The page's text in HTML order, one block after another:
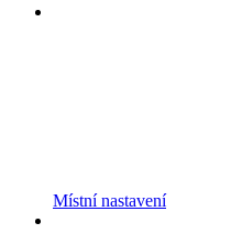
Místní nastavení